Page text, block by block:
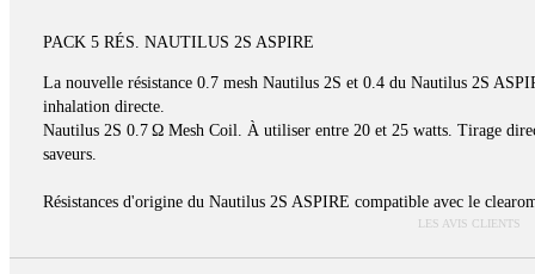
PACK 5 RÉS. NAUTILUS 2S ASPIRE
La nouvelle résistance 0.7 mesh Nautilus 2S et 0.4 du Nautilus 2S
inhalation directe.
Nautilus 2S 0.7 Ω Mesh Coil. À utiliser entre 20 et 25 watts. Tirage
saveurs.
Résistances d'origine du Nautilus 2S ASPIRE compatible avec le
LES AVIS CLIENTS